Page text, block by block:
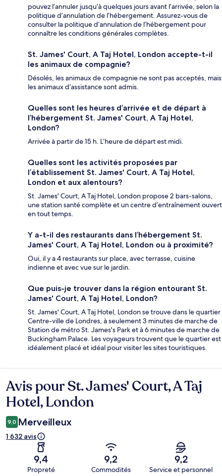
pouvez l’annuler jusqu’à quelques jours avant l’arrivée, selon la
politique d’annulation de l’hébergement. Assurez-vous de
consulter la politique d’annulation de l’hébergement pour
connaître les conditions générales complètes.
St. James' Court, A Taj Hotel, London accepte-t-il
les animaux de compagnie?
Désolés, les animaux de compagnie ne sont pas acceptés, mais
les animaux d’assistance sont admis.
Quelles sont les heures d’arrivée et de départ à
l’hébergement St. James' Court, A Taj Hotel,
London?
Arrivée à partir de 15 h. L’heure de départ est midi.
Quelles sont les activités proposées par
l’établissement St. James' Court, A Taj Hotel,
London et aux alentours?
St. James' Court, A Taj Hotel, London propose 2 bars-salons,
une station santé complète et un centre d’entraînement ouvert
en tout temps.
Y a-t-il des restaurants dans l’hébergement St.
James' Court, A Taj Hotel, London ou à proximité?
Oui, il y a 4 restaurants sur place, avec terrasse, cuisine
indienne et avec vue sur le jardin.
Que puis-je trouver dans la région entourant St.
James' Court, A Taj Hotel, London?
St. James' Court, A Taj Hotel, London se trouve dans le quartier
Centre-ville de Londres, à seulement 3 minutes de marche de
Station de métro St. James's Park et à 6 minutes de marche de
Buckingham Palace. Les voyageurs trouvent que le quartier est
idéalement placé et idéal pour visiter les sites touristiques.
Avis
Avis pour St. James' Court, A Taj
Hotel, London
9,0 Merveilleux
1 632 avis
9,4
Propreté
9,2
Commodités
9,2
Service et personnel